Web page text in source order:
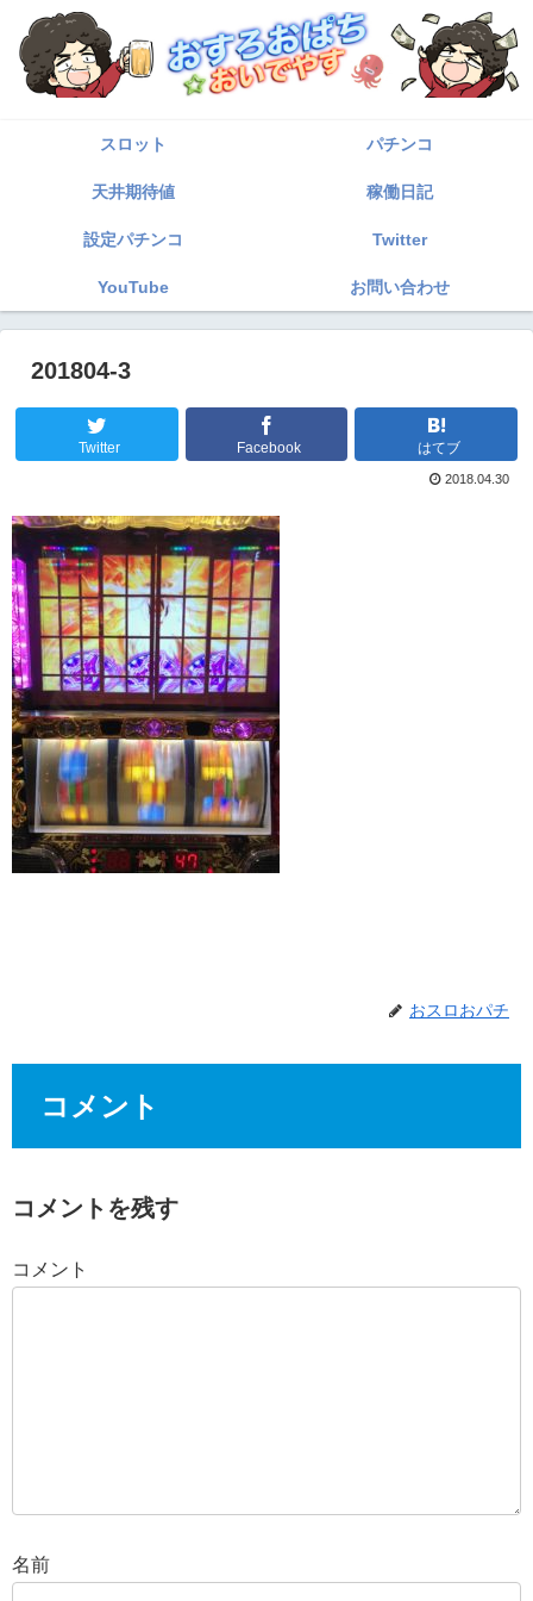
スロット パチンコ
天井期待値 稼働日記
設定パチンコ Twitter
YouTube お問い合わせ
201804-3
Twitter Facebook はてブ
2018.04.30
おスロおパチ
コメント
コメントを残す
コメント
名前